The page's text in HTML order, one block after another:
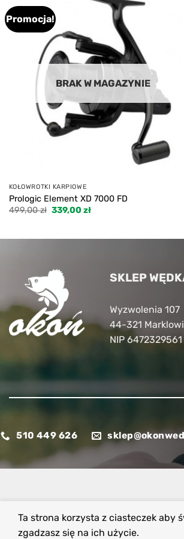
Promocja!
BRAK W MAGAZYNIE
KOŁOWROTKI KARPIOWE
Prologic Element XD 7000 FD
499,00zł Pierwotna
339,00złAktualna
SKLEP
Wyzwolenia 107
44-321
NIP 6472329561
510 449 626
Ta strona korzysta z ciasteczek aby
zgadzasz się na ich użycie.